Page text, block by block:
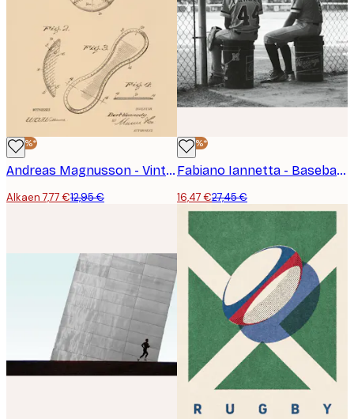
-40%*
Andreas Magnusson - Vintage Baseball Patenttipiirustus Juliste
Alkaen 7,77 €12,95 €
-40%*
Fabiano Iannetta - Baseball-pojat Odottamassa Juliste
16,47 €27,45 €